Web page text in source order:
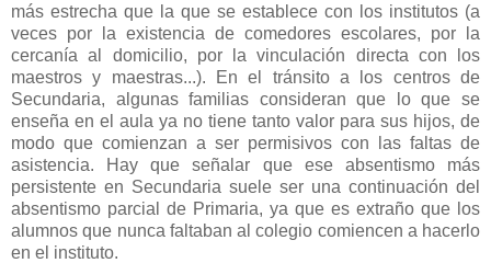
más estrecha que la que se establece con los institutos (a
veces por la existencia de comedores escolares, por la
cercanía al domicilio, por la vinculación directa con los
maestros y maestras...). En el tránsito a los centros de
Secundaria, algunas familias consideran que lo que se
enseña en el aula ya no tiene tanto valor para sus hijos, de
modo que comienzan a ser permisivos con las faltas de
asistencia. Hay que señalar que ese absentismo más
persistente en Secundaria suele ser una continuación del
absentismo parcial de Primaria, ya que es extraño que los
alumnos que nunca faltaban al colegio comiencen a hacerlo
en el instituto.